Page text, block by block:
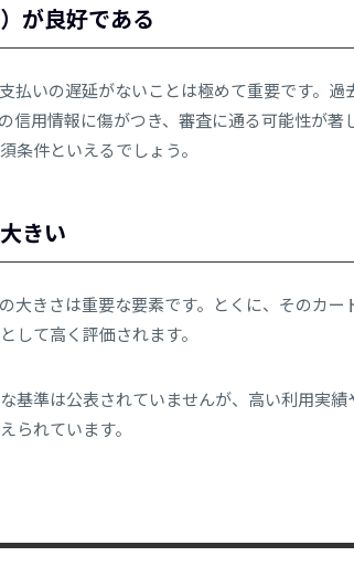
が良好である
払いの遅延がないことは極めて重要です。過
信用情報に傷がつき、審査に通る可能性が著
条件といえるでしょう。
きい
大きさは重要な要素です。とくに、そのカー
して高く評価されます。
基準は公表されていませんが、高い利用実
られています。